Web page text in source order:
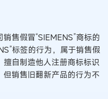
售假冒“SIEMENS”商标的
标签的行为，属于销售假
自制造他人注册商标标识
销售旧翻新产品的行为不